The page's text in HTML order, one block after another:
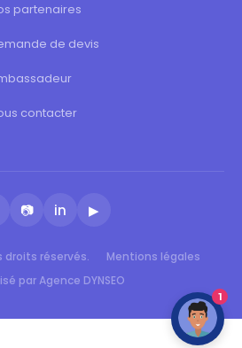
partenaires
de devis
contacter
📷 in ▶
droits réservés.
Mentions légales
par Agence DYNSEO
1